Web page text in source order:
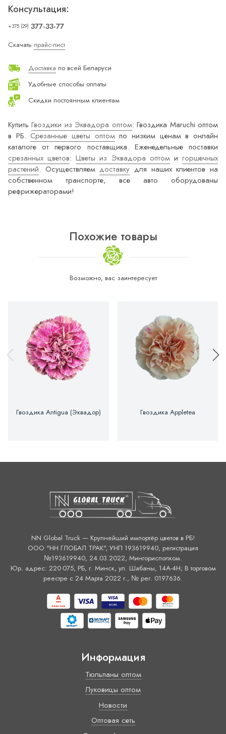
Консультация:
+375 (29) 377-33-77
Скачать прайс-лист
Доставка по всей Беларуси
Удобные способы оплаты
Скидки постоянным клиентам
КупитьГвоздики из Эквадора оптом: Гвоздика Maruchi оптом
в РБ. Срезанные цветы оптомпо низким ценам в онлайн
каталоге от первого поставщика. Еженедельные поставки
срезанных цветов:Цветы из Эквадора оптомигоршечных
растений. Осуществляемдоставку для наших клиентов на
собственном транспорте, все авто оборудованы
рефрижераторами!
Похожие товары
Возможно, вас заинтересует
Гвоздика Antigua (Эквадор) Гвоздика Appletea
NN Global Truck — Крупнейший импортёр цветов в РБ!
ООО "НН ГЛОБАЛ ТРАК", УНП 193619940, регистрация
№193619940, 24.03.2022, Мингорисполком.
Юр. адрес: 220 075, РБ, г. Минск, ул. Шабаны, 14А-4H; В торговом
реестре с 24 Марта 2022 г., № рег. 0197636.
Информация
Тюльпаны оптом
Луковицы оптом
Новости
Оптовая сеть